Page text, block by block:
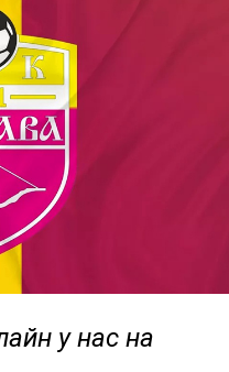
у нас на